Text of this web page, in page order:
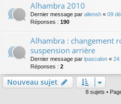
Alhambra 2010
Dernier message par allensh « 09
Réponses : 190
Alhambra : changement
suspension arrière
Dernier message par lpascalon « 24
Réponses : 2
Nouveau sujet
8 sujets •